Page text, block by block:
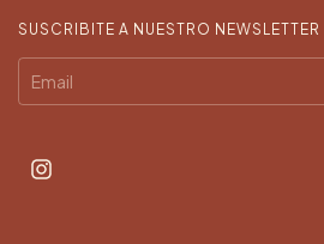
SUSCRIBITE A NUESTRO NEWSLETTER